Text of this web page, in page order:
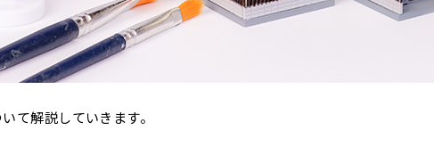
て解説していきます。